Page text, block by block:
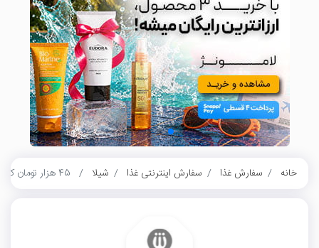
خانه سفارش غذا سفارش اینترنتی غذا شیلا